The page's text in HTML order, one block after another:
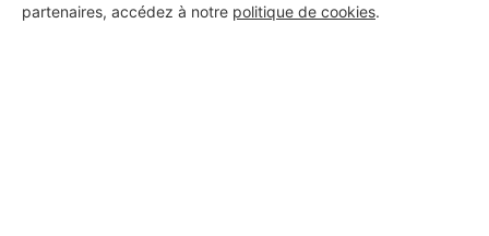
partenaires, accédez à notre politique de cookies.